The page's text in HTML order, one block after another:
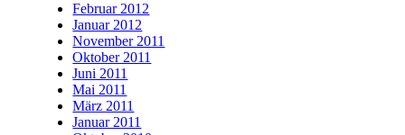
Februar 2012
Januar 2012
November 2011
Oktober 2011
Juni 2011
Mai 2011
März 2011
Januar 2011